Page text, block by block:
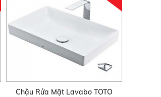
Chậu Rửa Mặt Lavabo TOTO